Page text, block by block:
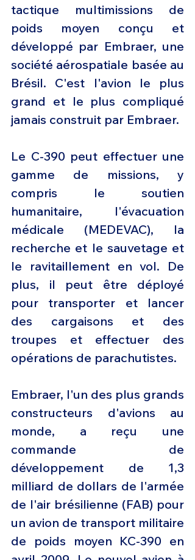
tactique multimissions de
poids moyen conçu et
développé par Embraer, une
société aérospatiale basée au
Brésil. C'est l'avion le plus
grand et le plus compliqué
jamais construit par Embraer.
Le C-390 peut effectuer une
gamme de missions, y
compris le soutien
humanitaire, l'évacuation
médicale (MEDEVAC), la
recherche et le sauvetage et
le ravitaillement en vol. De
plus, il peut être déployé
pour transporter et lancer
des cargaisons et des
troupes et effectuer des
opérations de parachutistes.
Embraer, l'un des plus grands
constructeurs d'avions au
monde, a reçu une
commande de
développement de 1,3
milliard de dollars de l'armée
de l'air brésilienne (FAB) pour
un avion de transport militaire
de poids moyen KC-390 en